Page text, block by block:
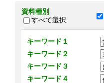
資料種別
すべて選択
キーワード１
キーワード２
キーワード３
キーワード４